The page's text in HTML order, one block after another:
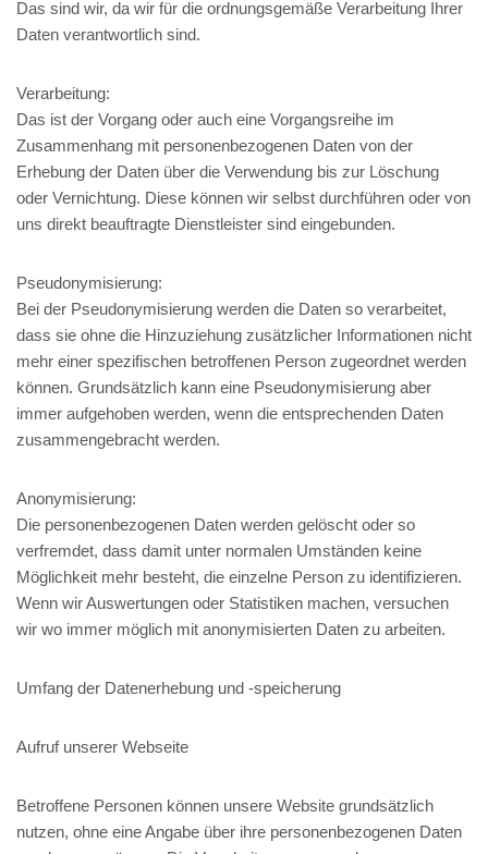
Das sind wir, da wir für die ordnungsgemäße Verarbeitung Ihrer
Daten verantwortlich sind.
Verarbeitung:
Das ist der Vorgang oder auch eine Vorgangsreihe im
Zusammenhang mit personenbezogenen Daten von der
Erhebung der Daten über die Verwendung bis zur Löschung
oder Vernichtung. Diese können wir selbst durchführen oder von
uns direkt beauftragte Dienstleister sind eingebunden.
Pseudonymisierung:
Bei der Pseudonymisierung werden die Daten so verarbeitet,
dass sie ohne die Hinzuziehung zusätzlicher Informationen nicht
mehr einer spezifischen betroffenen Person zugeordnet werden
können. Grundsätzlich kann eine Pseudonymisierung aber
immer aufgehoben werden, wenn die entsprechenden Daten
zusammengebracht werden.
Anonymisierung:
Die personenbezogenen Daten werden gelöscht oder so
verfremdet, dass damit unter normalen Umständen keine
Möglichkeit mehr besteht, die einzelne Person zu identifizieren.
Wenn wir Auswertungen oder Statistiken machen, versuchen
wir wo immer möglich mit anonymisierten Daten zu arbeiten.
Umfang der Datenerhebung und -speicherung
Aufruf unserer Webseite
Betroffene Personen können unsere Website grundsätzlich
nutzen, ohne eine Angabe über ihre personenbezogenen Daten